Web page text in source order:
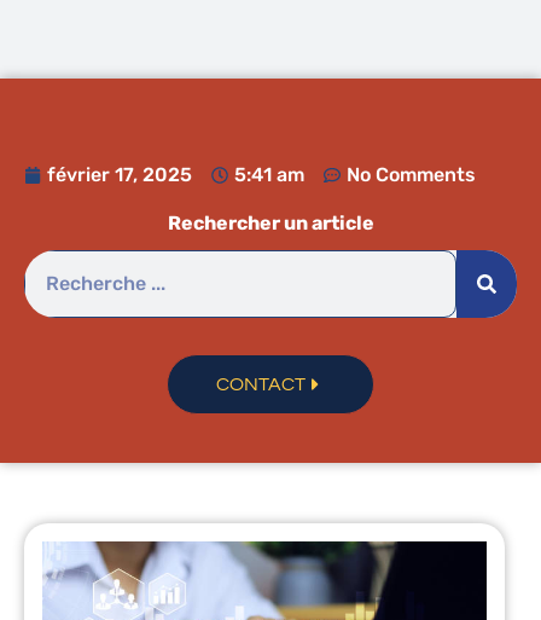
février 17, 2025 5:41 am No Comments
Rechercher un article
CONTACT